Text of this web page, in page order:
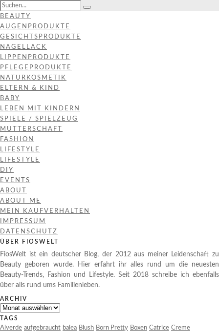
BEAUTY
AUGENPRODUKTE
GESICHTSPRODUKTE
NAGELLACK
LIPPENPRODUKTE
PFLEGEPRODUKTE
NATURKOSMETIK
ELTERN & KIND
BABY
LEBEN MIT KINDERN
SPIELE / SPIELZEUG
MUTTERSCHAFT
FASHION
LIFESTYLE
LIFESTYLE
DIY
EVENTS
ABOUT
ABOUT ME
MEIN KAUFVERHALTEN
IMPRESSUM
DATENSCHUTZ
ÜBER FIOSWELT
FiosWelt ist ein deutscher Blog, der 2012 aus meiner Leidenschaft zu
Beauty geboren wurde. Hier erfahrt ihr alles rund um die neuesten
Beauty-Trends, Fashion und Lifestyle. Seit 2018 schreibe ich ebenfalls
über alls rund ums Familienleben.
ARCHIV
Archiv
TAGS
Alverde aufgebraucht balea Blush Born Pretty Boxen Catrice Creme